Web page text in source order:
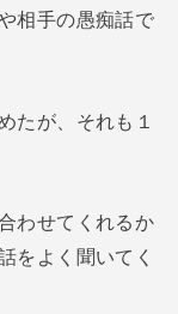
相手の愚痴話で
たが、それも１
わせてくれるか
をよく聞いてく